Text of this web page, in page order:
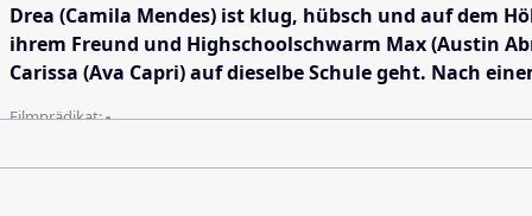
Drea (Camila Mendes) ist klug, hübsch und auf dem
ihrem Freund und Highschoolschwarm Max (Austin
Carissa (Ava Capri) auf dieselbe Schule geht. Nach
Filmprädikat:-